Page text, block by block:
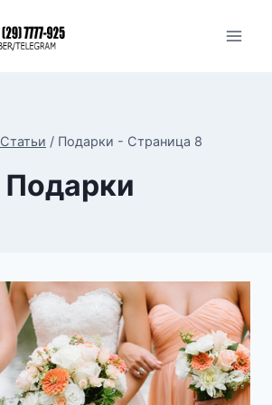
Статьи / Подарки - Страница 8
Подарки